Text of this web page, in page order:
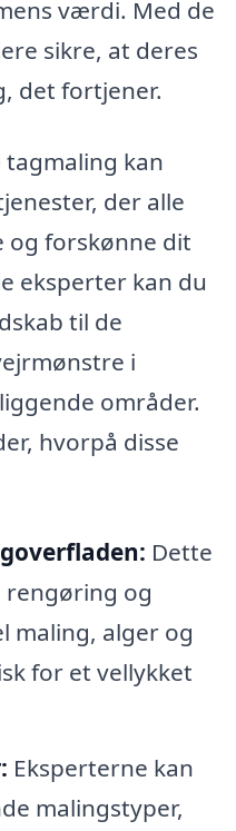
værdi. Med de
sikre, at deres
det fortjener.
tagmaling kan
der alle
og forskønne dit
eksperter kan du
til de
i
områder.
hvorpå disse
Dette
og
maling, alger og
for et vellykket
Eksperterne kan
malingstyper,